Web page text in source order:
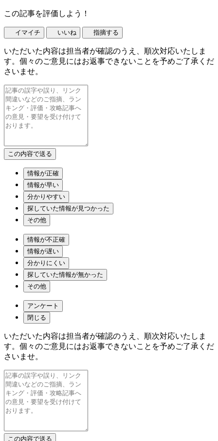
この記事を評価しよう！
イマイチ いいね 指摘する
いただいた内容は担当者が確認のうえ、順次対応いたしま
す。個々のご意見にはお返事できないことを予めご了承くだ
さいませ。
情報が正確
情報が早い
分かりやすい
探していた情報が見つかった
その他
情報が不正確
情報が遅い
分かりにくい
探していた情報が無かった
その他
アンケート
閉じる
いただいた内容は担当者が確認のうえ、順次対応いたしま
す。個々のご意見にはお返事できないことを予めご了承くだ
さいませ。